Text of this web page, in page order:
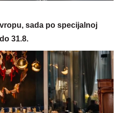
sada po specijalnoj
31.8.